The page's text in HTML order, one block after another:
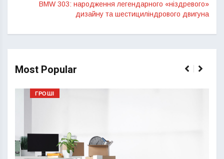
BMW 303: народження легендарного «ніздревого»
дизайну та шестициліндрового двигуна
Most Popular
ГРОШІ